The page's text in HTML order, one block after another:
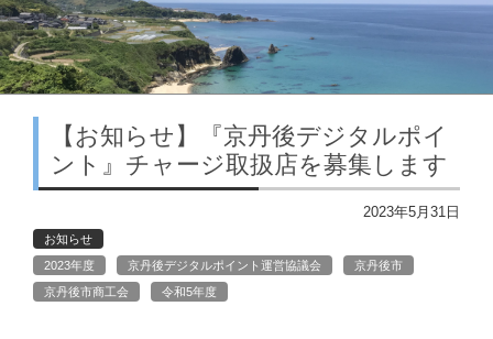
【お知らせ】『京丹後デジタルポイ
ント』チャージ取扱店を募集します
2023年5月31日
お知らせ
2023年度
京丹後デジタルポイント運営協議会
京丹後市
京丹後市商工会
令和5年度